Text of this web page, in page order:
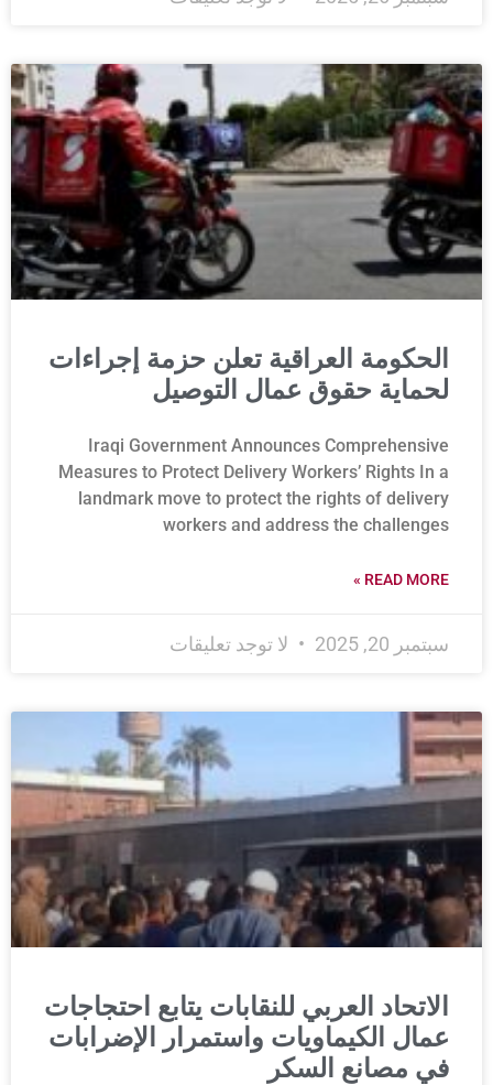
الحكومة العراقية تعلن حزمة إجراءات
لحماية حقوق عمال التوصيل
Iraqi Government Announces Comprehensive
Measures to Protect Delivery Workers’ Rights In a
landmark move to protect the rights of delivery
workers and address the challenges
READ MORE »
سبتمبر 20, 2025 لا توجد تعليقات
الاتحاد العربي للنقابات يتابع احتجاجات
عمال الكيماويات واستمرار الإضرابات
في مصانع السكر